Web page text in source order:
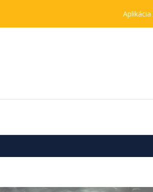
Aplikácia